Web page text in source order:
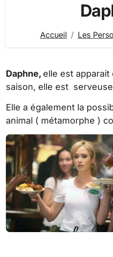
Accueil Les
Daphne, elle est
saison, elle est serveuse
Elle a également la
animal ( métamorphe )